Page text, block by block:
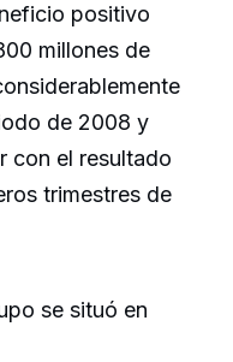
positivo
millones de
de 2008 y
con el resultado
trimestres de
se situó en